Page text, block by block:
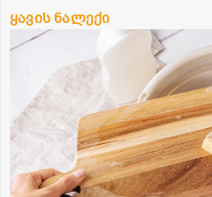
ყავის ნალექი